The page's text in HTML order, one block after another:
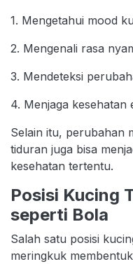
1. Mengetahui mood
2. Mengenali rasa
3. Mendeteksi
4. Menjaga kesehatan
Selain itu, perubahan
tiduran juga bisa
kesehatan tertentu.
Posisi Kucing
seperti Bola
Salah satu posisi
meringkuk